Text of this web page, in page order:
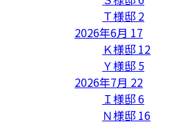
Ｔ様邸 2
2026年6月 17
Ｋ様邸 12
Ｙ様邸 5
2026年7月 22
Ｉ様邸6
Ｎ様邸 16